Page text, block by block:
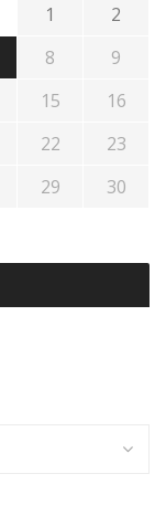
1
2
8
9
15
16
22
23
29
30